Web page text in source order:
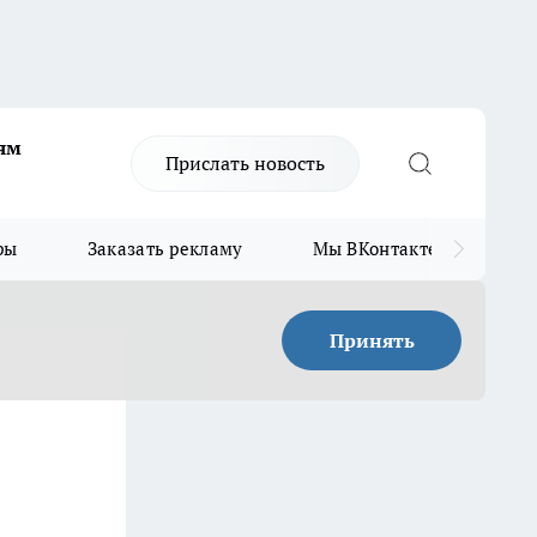
Прислать новость
Заказать рекламу Мы ВКонтакте
Принять